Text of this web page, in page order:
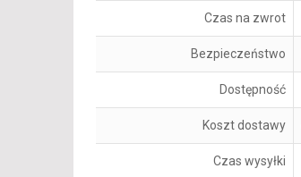
Czas na zwrot
Bezpieczeństwo
Dostępność
Koszt dostawy
Czas wysyłki